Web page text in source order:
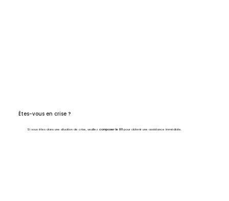
Êtes-vous en crise ?
Si vous êtes dans une situation de crise, veuillezcomposer le 911 pour obtenir une assistance immédiate.